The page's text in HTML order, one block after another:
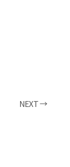
NEXT →